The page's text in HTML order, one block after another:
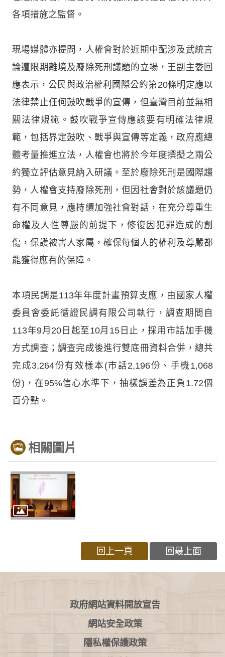
各項措施之監督。
現場媒體亦提問，人權會對於近期中配涉及武統言
論遭限期離境及廢除死刑議題的立場，王副主委回
應表示，公民與政治權利國際公約第20條明定應以
法律禁止任何鼓吹戰爭的宣傳，但臺灣目前並無相
關法律規範。鼓吹戰爭宣傳應該要有明確法律規
範，包括界定鼓吹、戰爭與宣傳等定義，政府應總
體考量推進立法，人權會也將於今年度撰擬之兩公
約獨立評估意見納入研議。至於廢除死刑是國際趨
勢，人權會支持廢除死刑，但因社會對於該議題仍
有不同意見，應持續加強社會對話，在充分尊重生
命權及人性尊嚴的前提下，修復因犯罪造成的創
傷，保護被害人家屬，確保每個人的權利及尊嚴都
能獲得應有的保障。
本項民調是113年年度計畫預算支應，由國家人權
委員會委託循證民調有限公司執行，調查期間自
113年9月20日起至10月15日止，採用市話加手機
方式調查；調查完成後進行雙底冊資料合併，總共
完成3,264份有效樣本(市話2,196份、手機1,068
份)，在95%信心水準下，抽樣誤差為正負1.72個
百分點。
相關圖片
回上一頁 回最上面
:::
政府網站資料開放宣告
網站安全政策
隱私權保護政策